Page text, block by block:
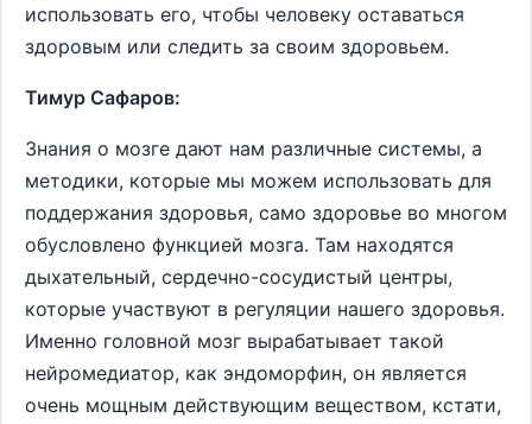
использовать его, чтобы человеку оставаться
здоровым или следить за своим здоровьем.
Тимур Сафаров:
Знания о мозге дают нам различные системы, а
методики, которые мы можем использовать для
поддержания здоровья, само здоровье во многом
обусловлено функцией мозга. Там находятся
дыхательный, сердечно-сосудистый центры,
которые участвуют в регуляции нашего здоровья.
Именно головной мозг вырабатывает такой
нейромедиатор, как эндоморфин, он является
очень мощным действующим веществом, кстати,